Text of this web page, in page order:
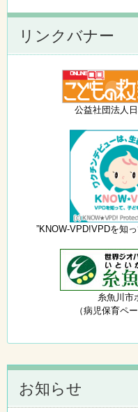
リンクバナー
公益社団法人
”KNOW-VPD!VPDを知
糸魚川市
（病児保育ペ
お知らせ